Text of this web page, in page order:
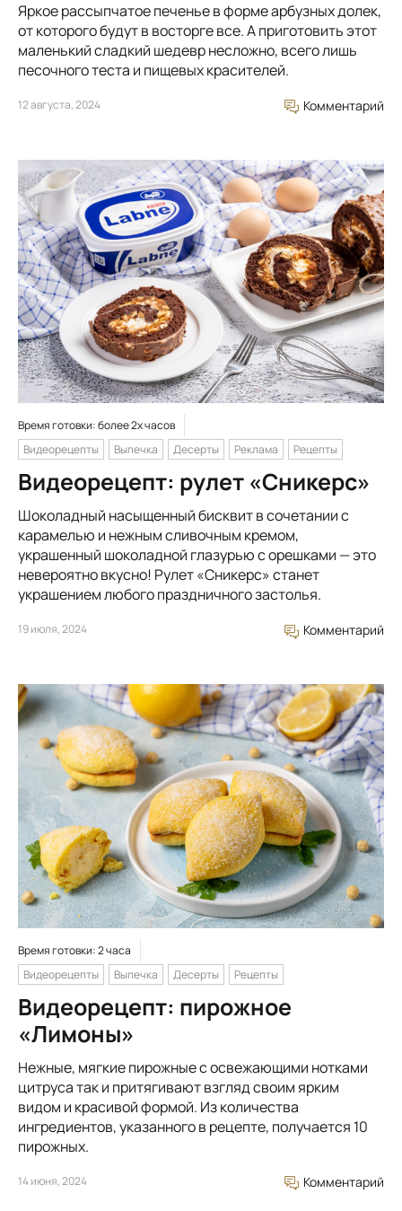
Яркое рассыпчатое печенье в форме арбузных долек,
от которого будут в восторге все. А приготовить этот
маленький сладкий шедевр несложно, всего лишь
песочного теста и пищевых красителей.
12 августа, 2024 Комментарий
Время готовки: более 2х часов
Видеорецепты
Выпечка Десерты Реклама Рецепты
Видеорецепт: рулет «Сникерс»
Шоколадный насыщенный бисквит в сочетании с
карамелью и нежным сливочным кремом,
украшенный шоколадной глазурью с орешками — это
невероятно вкусно! Рулет «Сникерс» станет
украшением любого праздничного застолья.
19 июля, 2024 Комментарий
Время готовки: 2 часа
Видеорецепты
Выпечка Десерты Рецепты
Видеорецепт: пирожное
«Лимоны»
Нежные, мягкие пирожные с освежающими нотками
цитруса так и притягивают взгляд своим ярким
видом и красивой формой. Из количества
ингредиентов, указанного в рецепте, получается 10
пирожных.
14 июня, 2024 Комментарий